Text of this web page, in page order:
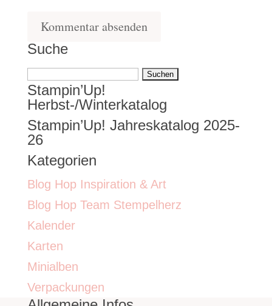
Suche
Suchen
nach:
Stampin’Up!
Herbst-/Winterkatalog
Stampin’Up! Jahreskatalog 2025-
26
Kategorien
Blog Hop Inspiration & Art
Blog Hop Team Stempelherz
Kalender
Karten
Minialben
Verpackungen